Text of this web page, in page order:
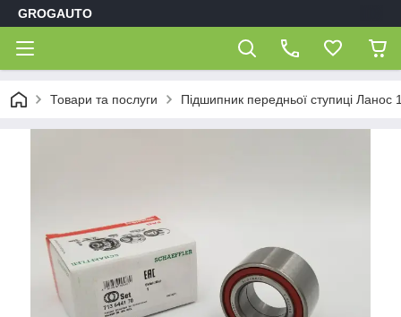
GROGAUTO
Товари та послуги Підшипник передньої ступиці